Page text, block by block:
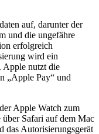
auf, darunter der
und die ungefähre
erfolgreich
wird ein
Apple nutzt die
„Apple Pay“ und
Apple Watch zum
Safari auf dem Mac
das Autorisierungsgerät